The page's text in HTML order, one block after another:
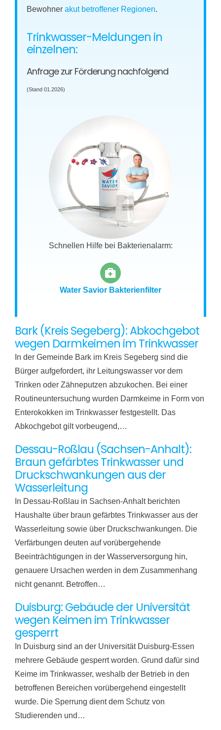
Bewohnerakut betroffener Regionen.
Trinkwasser-Meldungen in
einzelnen:
Anfrage zur Förderung nachfolgend
(Stand 01.2026)
Schnellen Hilfe bei Bakterienalarm:
Water Savior Bakterienfilter
Bark (Kreis Segeberg): Abkochgebot
wegen Darmkeimen im Trinkwasser
In der Gemeinde Bark im Kreis Segeberg sind die
Bürger aufgefordert, ihr Leitungswasser vor dem
Trinken oder Zähneputzen abzukochen. Bei einer
Routineuntersuchung wurden Darmkeime in Form von
Enterokokken im Trinkwasser festgestellt. Das
Abkochgebot gilt vorbeugend,…
Dessau-Roßlau (Sachsen-Anhalt):
Braun gefärbtes Trinkwasser und
Druckschwankungen aus der
Wasserleitung
In Dessau-Roßlau in Sachsen-Anhalt berichten
Haushalte über braun gefärbtes Trinkwasser aus der
Wasserleitung sowie über Druckschwankungen. Die
Verfärbungen deuten auf vorübergehende
Beeinträchtigungen in der Wasserversorgung hin,
genauere Ursachen werden in dem Zusammenhang
nicht genannt. Betroffen…
Duisburg: Gebäude der Universität
wegen Keimen im Trinkwasser
gesperrt
In Duisburg sind an der Universität Duisburg-Essen
mehrere Gebäude gesperrt worden. Grund dafür sind
Keime im Trinkwasser, weshalb der Betrieb in den
betroffenen Bereichen vorübergehend eingestellt
wurde. Die Sperrung dient dem Schutz von
Studierenden und…